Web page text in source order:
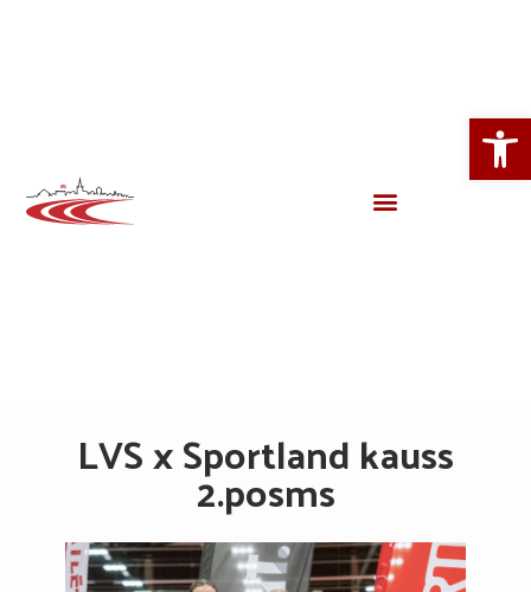
LVS x Sportland kauss
2.posms